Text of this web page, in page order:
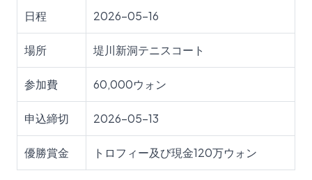
日程 2026-05-16
場所 堤川新洞テニスコート
参加費 60,000ウォン
申込締切 2026-05-13
優勝賞金 トロフィー及び現金120万ウォン